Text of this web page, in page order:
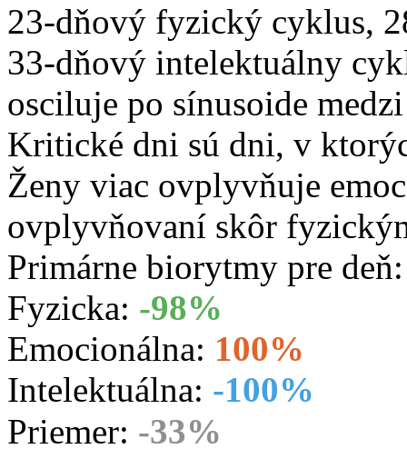
23-dňový fyzický cyklus,
33-dňový intelektuálny
osciluje po sínusoide
Kritické dni sú dni, v
Ženy viac ovplyvňuje
ovplyvňovaní skôr
Primárne biorytmy pre
Fyzicka: -98%
Emocionálna: 100%
Intelektuálna: -100%
Priemer: -33%